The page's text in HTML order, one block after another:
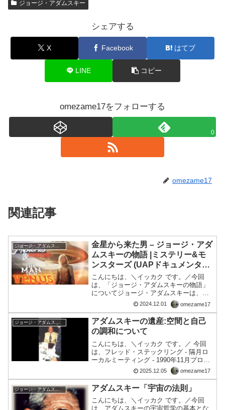
ジョージ・アダムスキー
シェアする
X Facebook はてブ
LINE コピー
omezame17をフォローする
0
omezame17
関連記事
金星から来た男 – ジョージ・アダ
ムスキーの物語 |ミステリー&モ
ンスターズ (UAPドキュメンタリ
ー)
こんにちは、＼イッカク です。／今回
は、「ジョージ・アダムスキーの物語」
についてジョージ・アダムスキーは、
UFO学の最も物議を醸す人物の一人とい
う。空飛ぶ円盤を撮影して国際的な名声
を得た彼は、多くの人が彼が詐欺師であ
ると主張し、また他の人々...
2024.12.01 omezame17
ジョージ・アダムスキー
アダムスキーの遺産:空間と自己
の調和について
こんにちは、＼イッカク です。／ 今回
は、フレッド・ステックリング - 隔月ロ
ーカルミーティング - 1990年11月プログ
ラムより アダムスキーの遺産:空間と自己
の調和についての記事を以下置きます。
この会議録は、フレッド・ステックリン
グ氏...
2025.12.05 omezame17
アダムスキー「宇宙の法則」
こんにちは、＼イッカク です。／今回
は、アダムスキーの宇宙哲学の基本とな